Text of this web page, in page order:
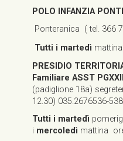
POLO INFANZIA
Ponteranica ( tel. 366
Tutti i martedì
PRESIDIO
Familiare ASST
(padiglione 18a)
12.30) 035.2676536-
Tutti i martedì
i mercoledì mattina